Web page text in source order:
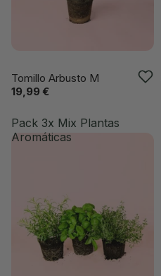
VUELVE PRONTO
Tomillo Arbusto M
19,99 €
Pack 3x Mix Plantas
Aromáticas